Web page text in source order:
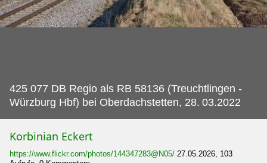
425 077 DB Regio als RB 58136 (Treuchtlingen -
Würzburg Hbf) bei Oberdachstetten, 28. 03.2022
Korbinian Eckert
https://www.flickr.com/photos/144347283@N05/ 27.05.2026, 103